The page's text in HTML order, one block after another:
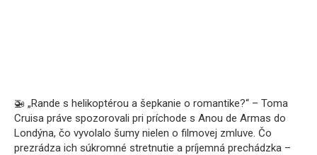
🚁 „Rande s helikoptérou a šepkanie o romantike?“ – Toma
Cruisa práve spozorovali pri príchode s Anou de Armas do
Londýna, čo vyvolalo šumy nielen o filmovej zmluve. Čo
prezrádza ich súkromné stretnutie a príjemná prechádzka –